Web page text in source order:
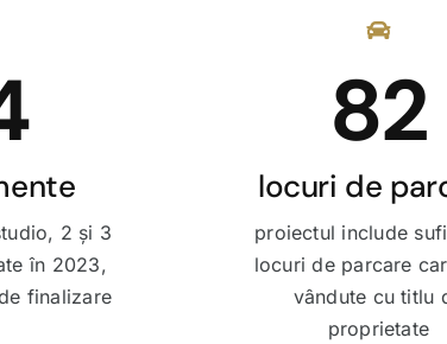
2 și 3
în 2023,
finalizare
82
locuri de
proiectul include
locuri de parcare
vândute cu titlu
proprietate